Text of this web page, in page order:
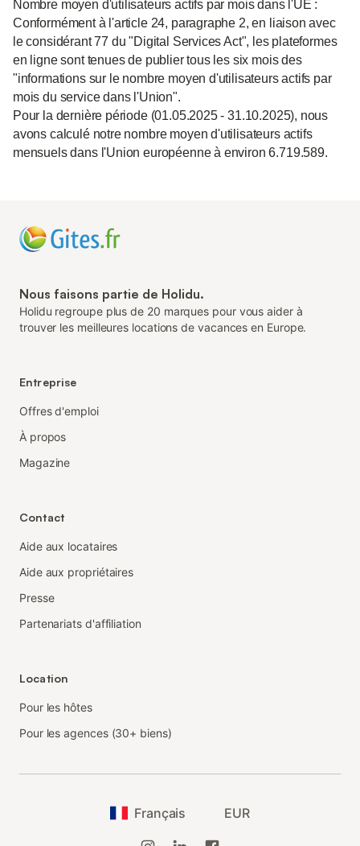
Nombre moyen d'utilisateurs actifs par mois dans l'UE :
Conformément à l'article 24, paragraphe 2, en liaison avec
le considérant 77 du "Digital Services Act", les plateformes
en ligne sont tenues de publier tous les six mois des
"informations sur le nombre moyen d'utilisateurs actifs par
mois du service dans l'Union".
Pour la dernière période (01.05.2025 - 31.10.2025), nous
avons calculé notre nombre moyen d'utilisateurs actifs
mensuels dans l'Union européenne à environ 6.719.589.
Nous faisons partie de Holidu.
Holidu regroupe plus de 20 marques pour vous aider à
trouver les meilleures locations de vacances en Europe.
Entreprise
Offres d'emploi
À propos
Magazine
Contact
Aide aux locataires
Aide aux propriétaires
Presse
Partenariats d'affiliation
Location
Pour les hôtes
Pour les agences (30+ biens)
Français EUR